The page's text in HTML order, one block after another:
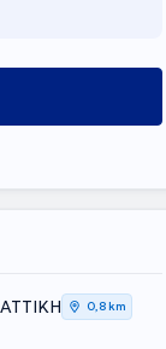
0,8 km